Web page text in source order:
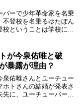
バーで少年革命家を名乗
不登校を名乗るゆたぼん
校ということは学校には
学力はどのくらいなの
が今泉佑唯と破
暴露が理由？
泉佑唯さんとユーチュー
ホトさんの結婚が発表さ
に、ユーチューバーの